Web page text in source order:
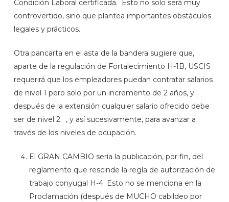
Condición Laboral certificada. Esto no solo será muy
controvertido, sino que plantea importantes obstáculos
legales y prácticos.
Otra pancarta en el asta de la bandera sugiere que,
aparte de la regulación de Fortalecimiento H-1B, USCIS
requerirá que los empleadores puedan contratar salarios
de nivel 1 pero solo por un incremento de 2 años, y
después de la extensión cualquier salario ofrecido debe
ser de nivel 2. , y así sucesivamente, para avanzar a
través de los niveles de ocupación.
El GRAN CAMBIO sería la publicación, por fin, del
reglamento que rescinde la regla de autorización de
trabajo conyugal H-4. Esto no se menciona en la
Proclamación (después de MUCHO cabildeo por